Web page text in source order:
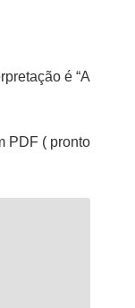
é “A
PDF ( pronto